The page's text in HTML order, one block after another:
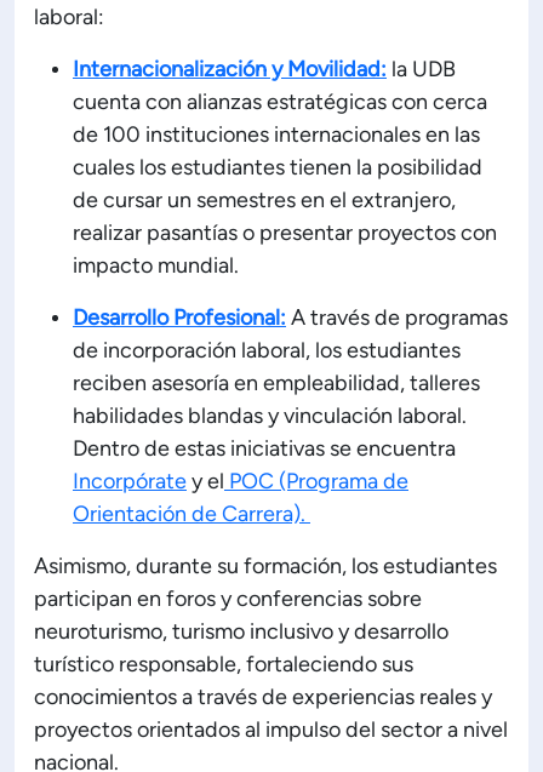
laboral:
Internacionalización y Movilidad: la UDB
cuenta con alianzas estratégicas con cerca
de 100 instituciones internacionales en las
cuales los estudiantes tienen la posibilidad
de cursar un semestres en el extranjero,
realizar pasantías o presentar proyectos con
impacto mundial.
Desarrollo Profesional: A través de programas
de incorporación laboral, los estudiantes
reciben asesoría en empleabilidad, talleres
habilidades blandas y vinculación laboral.
Dentro de estas iniciativas se encuentra
Incorpóratey el POC (Programa de
Orientación de Carrera).
Asimismo, durante su formación, los estudiantes
participan en foros y conferencias sobre
neuroturismo, turismo inclusivo y desarrollo
turístico responsable, fortaleciendo sus
conocimientos a través de experiencias reales y
proyectos orientados al impulso del sector a nivel
nacional.